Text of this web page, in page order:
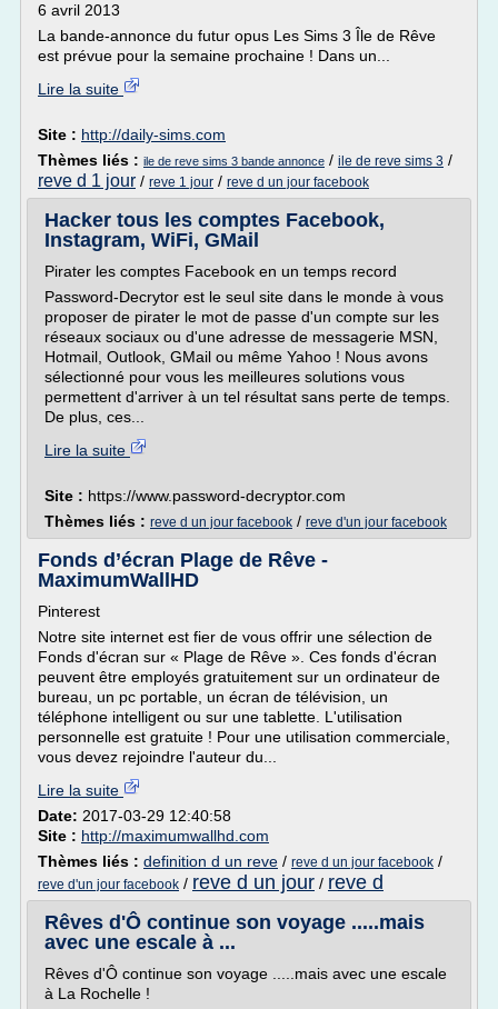
6 avril 2013
La bande-annonce du futur opus Les Sims 3 Île de Rêve
est prévue pour la semaine prochaine ! Dans un...
Lire la suite
Site : http://daily-sims.com
Thèmes liés : ile de reve sims 3 bande annonce / ile de reve sims 3 /
reve d 1 jour / reve 1 jour / reve d un jour facebook
Hacker tous les comptes Facebook,
Instagram, WiFi, GMail
Pirater les comptes Facebook en un temps record
Password-Decrytor est le seul site dans le monde à vous
proposer de pirater le mot de passe d'un compte sur les
réseaux sociaux ou d'une adresse de messagerie MSN,
Hotmail, Outlook, GMail ou même Yahoo ! Nous avons
sélectionné pour vous les meilleures solutions vous
permettent d'arriver à un tel résultat sans perte de temps.
De plus, ces...
Lire la suite
Site : https://www.password-decryptor.com
Thèmes liés : reve d un jour facebook / reve d'un jour facebook
Fonds d’écran Plage de Rêve -
MaximumWallHD
Pinterest
Notre site internet est fier de vous offrir une sélection de
Fonds d'écran sur « Plage de Rêve ». Ces fonds d'écran
peuvent être employés gratuitement sur un ordinateur de
bureau, un pc portable, un écran de télévision, un
téléphone intelligent ou sur une tablette. L'utilisation
personnelle est gratuite ! Pour une utilisation commerciale,
vous devez rejoindre l'auteur du...
Lire la suite
Date: 2017-03-29 12:40:58
Site : http://maximumwallhd.com
Thèmes liés : definition d un reve / reve d un jour facebook /
reve d'un jour facebook / reve d un jour / reve d
Rêves d'Ô continue son voyage .....mais
avec une escale à ...
Rêves d'Ô continue son voyage .....mais avec une escale
à La Rochelle !